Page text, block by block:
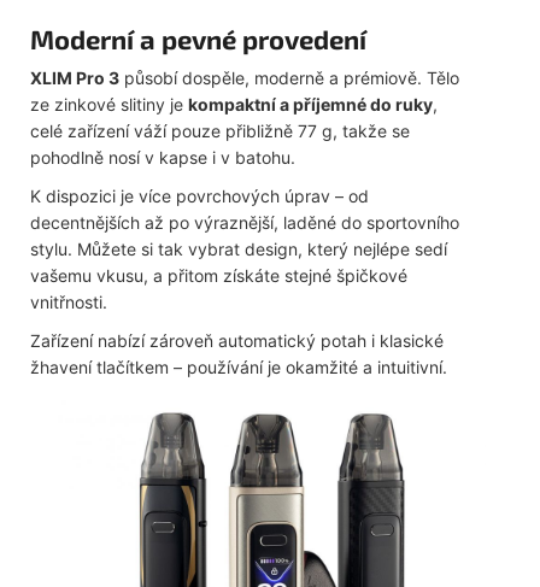
Moderní a pevné provedení
XLIM Pro 3 působí dospěle, moderně a prémiově. Tělo
ze zinkové slitiny je kompaktní a příjemné do ruky,
celé zařízení váží pouze přibližně 77 g, takže se
pohodlně nosí v kapse i v batohu.
K dispozici je více povrchových úprav – od
decentnějších až po výraznější, laděné do sportovního
stylu. Můžete si tak vybrat design, který nejlépe sedí
vašemu vkusu, a přitom získáte stejné špičkové
vnitřnosti.
Zařízení nabízí zároveň automatický potah i klasické
žhavení tlačítkem – používání je okamžité a intuitivní.